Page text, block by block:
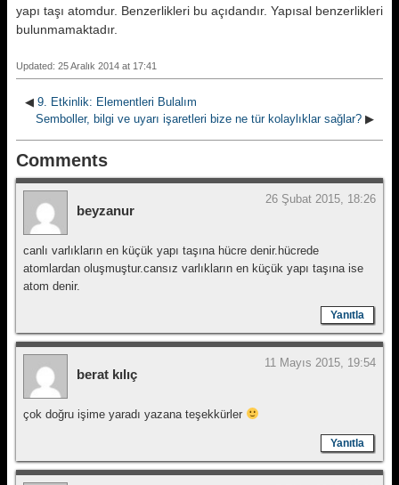
yapı taşı atomdur. Benzerlikleri bu açıdandır. Yapısal benzerlikleri
bulunmamaktadır.
Updated: 25 Aralık 2014 at 17:41
◀ 9. Etkinlik: Elementleri Bulalım
Semboller, bilgi ve uyarı işaretleri bize ne tür kolaylıklar sağlar? ▶
Comments
beyzanur
26 Şubat 2015, 18:26
canlı varlıkların en küçük yapı taşına hücre denir.hücrede
atomlardan oluşmuştur.cansız varlıkların en küçük yapı taşına ise
atom denir.
Yanıtla
berat kılıç
11 Mayıs 2015, 19:54
çok doğru işime yaradı yazana teşekkürler
Yanıtla